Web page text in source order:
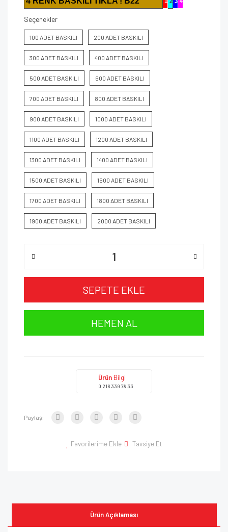
Seçenekler
100 ADET BASKILI 200 ADET BASKILI
300 ADET BASKILI 400 ADET BASKILI
500 ADET BASKILI 600 ADET BASKILI
700 ADET BASKILI 800 ADET BASKILI
900 ADET BASKILI 1000 ADET BASKILI
1100 ADET BASKILI 1200 ADET BASKILI
1300 ADET BASKILI 1400 ADET BASKILI
1500 ADET BASKILI 1600 ADET BASKILI
1700 ADET BASKILI 1800 ADET BASKILI
1900 ADET BASKILI 2000 ADET BASKILI
SEPETE EKLE
HEMEN AL
Ürün Bilgi
0 216 339 78 33
Paylaş:
Favorilerime Ekle Tavsiye Et
Ürün Açıklaması